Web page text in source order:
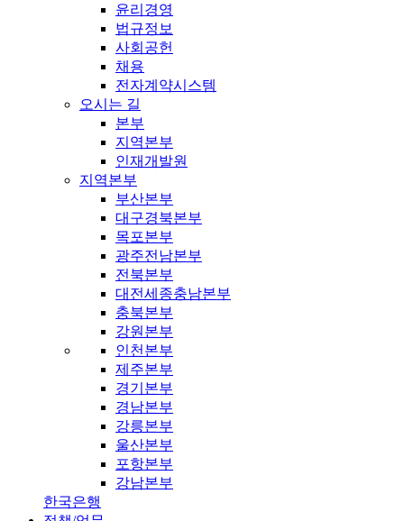
윤리경영
법규정보
사회공헌
채용
전자계약시스템
오시는 길
본부
지역본부
인재개발원
지역본부
부산본부
대구경북본부
목포본부
광주전남본부
전북본부
대전세종충남본부
충북본부
강원본부
인천본부
제주본부
경기본부
경남본부
강릉본부
울산본부
포항본부
강남본부
한국은행